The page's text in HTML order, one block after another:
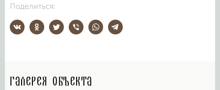
Поделиться:
Галерея объекта